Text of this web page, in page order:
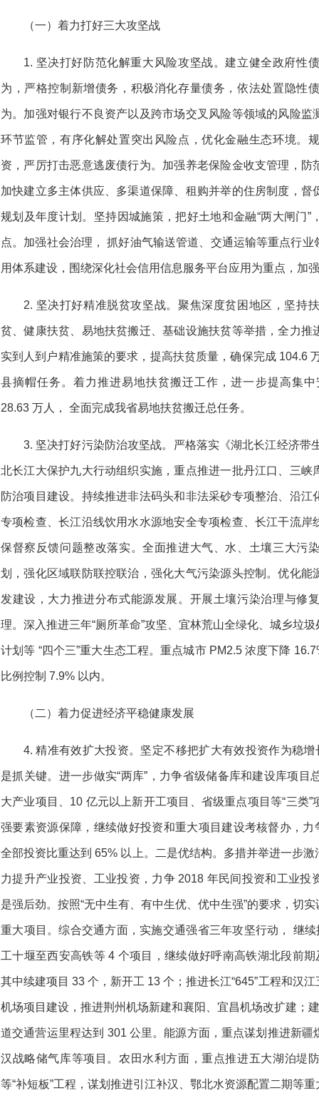
（一）着力打好三大攻坚战
1. 坚决打好防范化解重大风险攻坚战。建立健全政府性
为，严格控制新增债务，积极消化存量债务，依法处置隐性
为。加强对银行不良资产以及跨市场交叉风险等领域的风险
环节监管，有序化解处置突出风险点，优化金融生态环境。
资，严厉打击恶意逃废债行为。加强养老保险金收支管理，
加快建立多主体供应、多渠道保障、租购并举的住房制度，
规划及年度计划。坚持因城施策，把好土地和金融“两大闸门
点。加强社会治理， 抓好油气输送管道、交通运输等重点行
用体系建设，围绕深化社会信用信息服务平台应用为重点，加
2. 坚决打好精准脱贫攻坚战。聚焦深度贫困地区，坚持
贫、健康扶贫、易地扶贫搬迁、基础设施扶贫等举措，全力
实到人到户精准施策的要求，提高扶贫质量，确保完成 104.6
县摘帽任务。着力推进易地扶贫搬迁工作，进一步提高集
28.63 万人， 全面完成我省易地扶贫搬迁总任务。
3. 坚决打好污染防治攻坚战。严格落实《湖北长江经济带
北长江大保护九大行动组织实施，重点推进一批丹江口、三
防治项目建设。持续推进非法码头和非法采砂专项整治、沿
专项检查、长江沿线饮用水水源地安全专项检查、长江干流
保督察反馈问题整改落实。全面推进大气、水、土壤三大污
划，强化区域联防联控联治，强化大气污染源头控制。优化
发建设，大力推进分布式能源发展。开展土壤污染治理与修
理。深入推进三年“厕所革命”攻坚、宜林荒山全绿化、城乡垃
计划等 “四个三”重大生态工程。重点城市 PM2.5 浓度下降
比例控制 7.9% 以内。
（二）着力促进经济平稳健康发展
4. 精准有效扩大投资。坚定不移把扩大有效投资作为稳
是抓关键。进一步做实“两库”，力争省级储备库和建设库项
大产业项目、10 亿元以上新开工项目、省级重点项目等“三类
强要素资源保障，继续做好投资和重大项目建设考核督办，
全部投资比重达到 65% 以上。二是优结构。多措并举进一步
力提升产业投资、工业投资，力争 2018 年民间投资和工业投
是强后劲。按照“无中生有、有中生优、优中生强”的要求，切
重大项目。综合交通方面，实施交通强省三年攻坚行动， 继
工十堰至西安高铁等 4 个项目，继续做好呼南高铁湖北段前
其中续建项目 33 个，新开工 13 个；推进长江“645”工程和汉
机场项目建设，推进荆州机场新建和襄阳、宜昌机场改扩建；
道交通营运里程达到 301 公里。能源方面，重点谋划推进新
汉战略储气库等项目。农田水利方面，重点推进五大湖泊堤
等“补短板”工程，谋划推进引江补汉、鄂北水资源配置二期等